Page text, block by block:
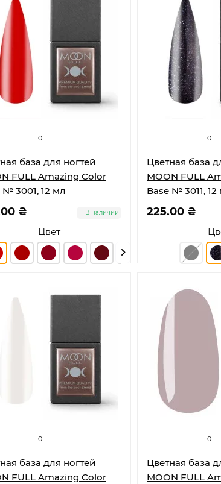
0
база для ногтей
FULL Amazing Color
№ 3001, 12 мл
Цвет
₴ В наличии
0
Цветная база
MOON FULL
Base № 3011, 12
225.00 ₴
0
база для ногтей
FULL Amazing Color
0
Цветная база
MOON FULL